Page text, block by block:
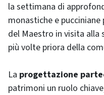
la settimana di
monastiche e
del Maestro in visita alla
più volte priora della
La progettazione
patrimoni un ruolo